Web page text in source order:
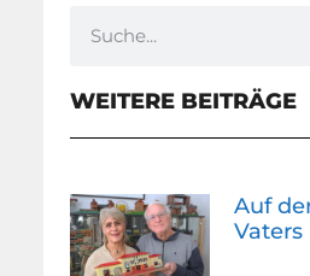
WEITERE BEITRÄGE
Auf